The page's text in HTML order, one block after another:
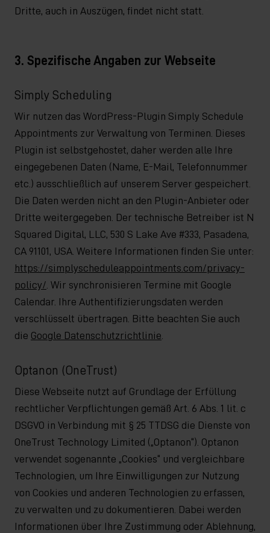
Dritte, auch in Auszügen, findet nicht statt.
3. Spezifische Angaben zur Webseite
Simply Scheduling
Wir nutzen das WordPress-Plugin Simply Schedule
Appointments zur Verwaltung von Terminen. Dieses
Plugin ist selbstgehostet, daher werden alle Ihre
eingegebenen Daten (Name, E-Mail, Telefonnummer
etc.) ausschließlich auf unserem Server gespeichert.
Die Daten werden nicht an den Plugin-Anbieter oder
Dritte weitergegeben. Der technische Betreiber ist N
Squared Digital, LLC, 530 S Lake Ave #333, Pasadena,
CA 91101, USA. Weitere Informationen finden Sie unter:
https://simplyscheduleappointments.com/privacy-
policy/ . Wir synchronisieren Termine mit Google
Calendar. Ihre Authentifizierungsdaten werden
verschlüsselt übertragen. Bitte beachten Sie auch
die Google Datenschutzrichtlinie
Optanon (OneTrust)
Diese Webseite nutzt auf Grundlage der Erfüllung
rechtlicher Verpflichtungen gemäß Art. 6 Abs. 1 lit. c
DSGVO in Verbindung mit § 25 TTDSG die Dienste von
OneTrust Technology Limited („Optanon“). Optanon
verwendet sogenannte „Cookies“ und vergleichbare
Technologien, um Ihre Einwilligungen zur Nutzung
von Cookies und anderen Technologien zu erfassen,
zu verwalten und zu dokumentieren. Dabei werden
Informationen über Ihre Zustimmung oder Ablehnung,